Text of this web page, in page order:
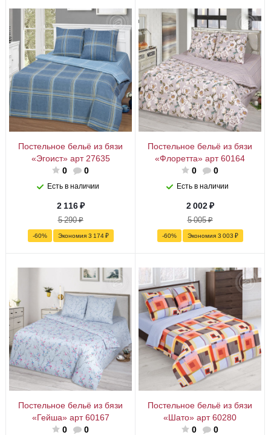
Постельное бельё из бязи
«Эгоист» арт 27635
0
0
Есть в наличии
2 116₽
5 290₽
-60% Экономия 3 174₽
Постельное бельё из бязи
«Флоретта» арт 60164
0
0
Есть в наличии
2 002₽
5 005₽
-60% Экономия 3 003 ₽
Постельное бельё из бязи
«Гейша» арт 60167
0
0
Постельное бельё из бязи
«Шато» арт 60280
0
0